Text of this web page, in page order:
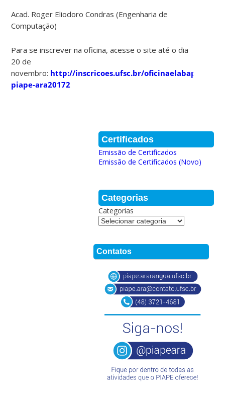
Acad. Roger Eliodoro Condras (Engenharia de
Computação)
Para se inscrever na oficina, acesse o site até o dia
20 de
novembro: http://inscricoes.ufsc.br/
piape-ara20172
Certificados
Emissão de Certificados
Emissão de Certificados (Novo)
Categorias
Categorias
Contatos